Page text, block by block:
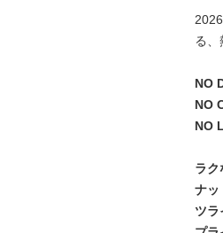
る、
NO
NO
NO
ラク
ナッ
ツラ